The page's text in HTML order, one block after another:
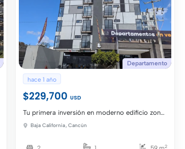
Departamento
hace 1 año
$229,700USD
Tu primera inversión en moderno edificio zona
centro
Baja California, Cancún
2